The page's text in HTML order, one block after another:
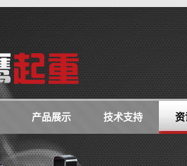
产品展示 技术支持 资